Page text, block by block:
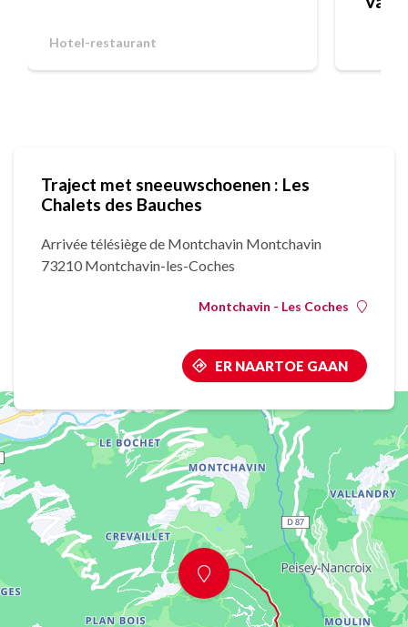
Hotel-restaurant
Traject met sneeuwschoenen : Les
Chalets des Bauches
Arrivée télésiège de Montchavin Montchavin
73210 Montchavin-les-Coches
Montchavin - Les Coches
ER NAARTOE GAAN